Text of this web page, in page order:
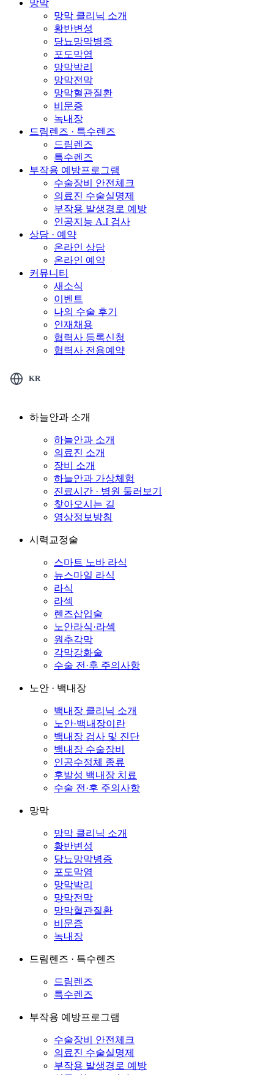
망막
망막 클리닉 소개
황반변성
당뇨망막병증
포도막염
망막박리
망막전막
망막혈관질환
비문증
녹내장
드림렌즈 · 특수렌즈
드림렌즈
특수렌즈
부작용 예방프로그램
수술장비 안전체크
의료진 수술실명제
부작용 발생경로 예방
인공지능 A.I 검사
상담 · 예약
온라인 상담
온라인 예약
커뮤니티
새소식
이벤트
나의 수술 후기
인재채용
협력사 등록신청
협력사 전용예약
KR
하늘안과 소개
하늘안과 소개
의료진 소개
장비 소개
하늘안과 가상체험
진료시간 · 병원 둘러보기
찾아오시는 길
영상정보방침
시력교정술
스마트 노바 라식
뉴스마일 라식
라식
라섹
렌즈삽입술
노안라식·라섹
원추각막
각막강화술
수술 전·후 주의사항
노안 · 백내장
백내장 클리닉 소개
노안·백내장이란
백내장 검사 및 진단
백내장 수술장비
인공수정체 종류
후발성 백내장 치료
수술 전·후 주의사항
망막
망막 클리닉 소개
황반변성
당뇨망막병증
포도막염
망막박리
망막전막
망막혈관질환
비문증
녹내장
드림렌즈 · 특수렌즈
드림렌즈
특수렌즈
부작용 예방프로그램
수술장비 안전체크
의료진 수술실명제
부작용 발생경로 예방